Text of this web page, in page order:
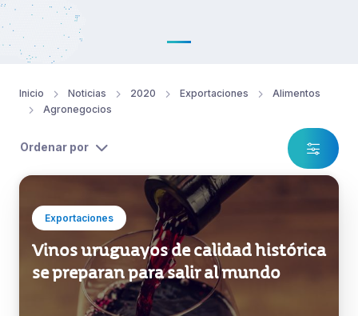
Inicio Noticias 2020 Exportaciones
Alimentos
Agronegocios
Ordenar por
Exportaciones
Vinos uruguayos de calidad histórica
se preparan para salir al mundo